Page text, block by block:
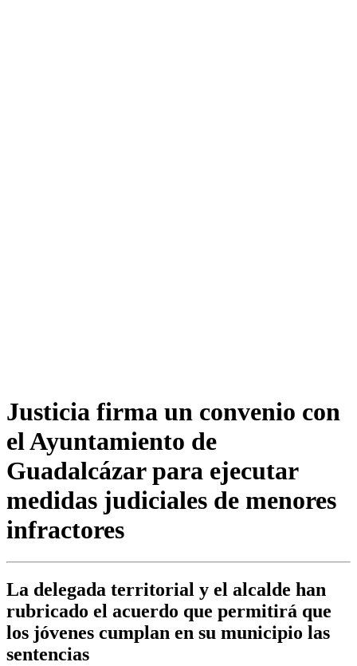
Justicia firma un convenio con
el Ayuntamiento de
Guadalcázar para ejecutar
medidas judiciales de menores
infractores
La delegada territorial y el alcalde han
rubricado el acuerdo que permitirá que
los jóvenes cumplan en su municipio las
sentencias